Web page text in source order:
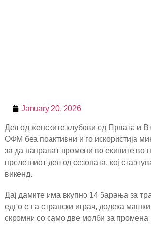
January 20, 2026
Дел од женските клубови од Првата и
ОФМ беа поактивни и го искористија
за да направат промени во екипите во
пролетниот дел од сезоната, кој
викенд.
Дај дамите има вкупно 14 барања за
едно е на странски играч, додека
скромни со само две молби за промена